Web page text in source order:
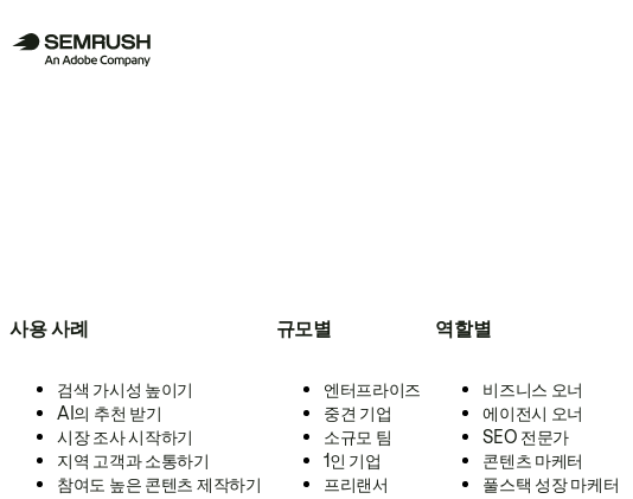
사용 사례
검색 가시성 높이기
AI의 추천 받기
시장 조사 시작하기
지역 고객과 소통하기
참여도 높은 콘텐츠 제작하기
규모별
엔터프라이즈
중견 기업
소규모 팀
1인 기업
프리랜서
역할별
비즈니스 오너
에이전시 오너
SEO 전문가
콘텐츠 마케터
풀스택 성장 마케터